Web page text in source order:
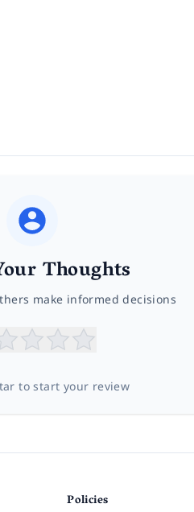
Thoughts
make informed decisions
to start your review
Policies